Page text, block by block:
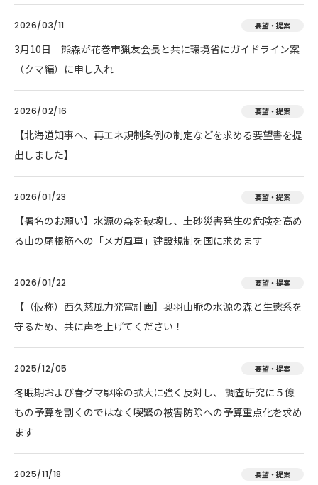
2026/03/11 要望・提案
3月10日 熊森が花巻市猟友会長と共に環境省にガイドライン案
（クマ編）に申し入れ
2026/02/16 要望・提案
【北海道知事へ、再エネ規制条例の制定などを求める要望書を提
出しました】
2026/01/23 要望・提案
【署名のお願い】水源の森を破壊し、土砂災害発生の危険を高め
る山の尾根筋への「メガ風車」建設規制を国に求めます
2026/01/22 要望・提案
【（仮称）西久慈風力発電計画】奥羽山脈の水源の森と生態系を
守るため、共に声を上げてください！
2025/12/05 要望・提案
冬眠期および春グマ駆除の拡大に強く反対し、 調査研究に５億
もの予算を割くのではなく喫緊の被害防除への予算重点化を求め
ます
2025/11/18 要望・提案